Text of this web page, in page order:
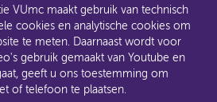
tijdje samen Amsterdam UMC.
de websites: steeds meer
amsterdamumc.nl en
VUmc maakt gebruik van technisch
cookies en analytische cookies om
te meten. Daarnaast wordt voor
gebruik gemaakt van Youtube en
geeft u ons toestemming om
of telefoon te plaatsen.